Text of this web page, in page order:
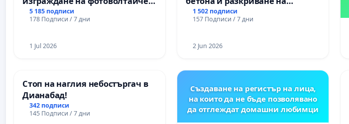
парк в с.Прибой, общ. Радомир
5 185 подписи
178 Подписи / 7 дни
1 Jul 2026
античното сърце на
Могиланската могила във
1 502 подписи
157 Подписи / 7 дни
2 Jun 2026
Стоп на наглия небостъргач в
Дианабад!
342 подписи
145 Подписи / 7 дни
Създаване на регистър на лица,
на които да не бъде позволявано
да отглеждат домашни любимци